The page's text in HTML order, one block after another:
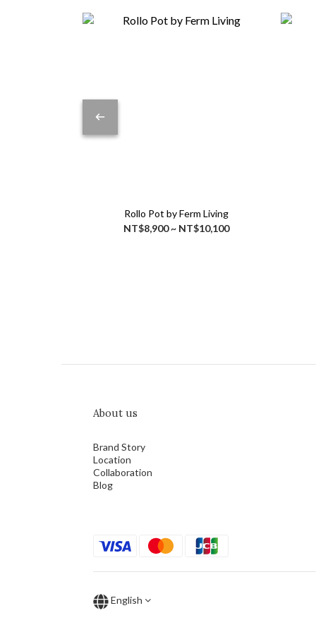
Rollo Pot by Ferm Living
NT$8,900 ~ NT$10,100
About us
Brand Story
Location
Collaboration
Blog
English